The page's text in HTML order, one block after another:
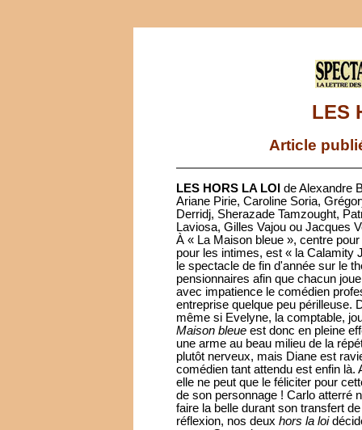
LES
Article
LES HORS LA LOI de Alexandre
Ariane Pirie, Caroline Soria,
Derridj, Sherazade Tamzought,
Laviosa, Gilles Vajou ou Jacques
À « La Maison bleue », centre
pour les intimes, est « la Calamity
le spectacle de fin d'année sur le
pensionnaires afin que chacun
avec impatience le comédien
entreprise quelque peu périlleuse.
même si Evelyne, la comptable,
Maison bleue est donc en pleine
une arme au beau milieu de la
plutôt nerveux, mais Diane est
comédien tant attendu est enfin
elle ne peut que le féliciter pour
de son personnage ! Carlo atterré
faire la belle durant son transfert
réflexion, nos deux hors la loi